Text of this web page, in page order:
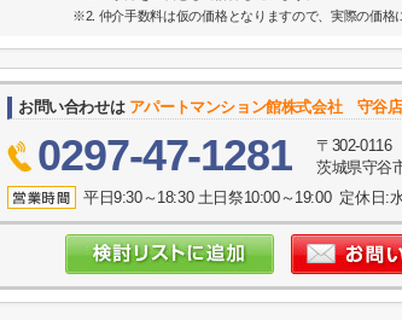
※2. 仲介手数料は仮の価格となりますので、実際の価格
お問い合わせは アパートマンション館株式会社 守谷
0297-47-1281
〒302-0116
茨城県守谷
平日9:30～18:30 土日祭10:00～19:00 定休日: